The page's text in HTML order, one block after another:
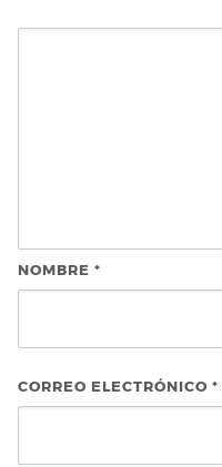
NOMBRE *
CORREO ELECTRÓNICO *